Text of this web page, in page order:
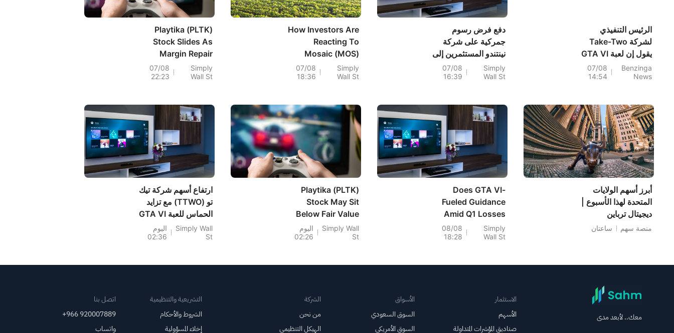
الرئيس التنفيذي
لشركة Take-Two
يقول إن لعبة GTA VI
ستقدم قيمة أكبر بكثير
من سعرها البالغ 80
Benzinga
News
07/08
14:54
دفع فرض رسوم
جمركية على شركة
نينتندو المستثمرين إلى
النظر في أسهم شركة
تيك تو وغيرها من
الاستهلاكية.
Simply
Wall St
07/08
16:39
How Investors Are
Reacting To
Mosaic (MOS)
Earnings Beat
Amid Revenue
Simply
Wall St
07/08
18:36
Playtika (PLTK)
Stock Slides As
Margin Repair
Meets Revenue
Doubts
Simply
Wall St
07/08
22:23
أبرز أسهم الولايات
المتحدة لهذا الأسبوع |
ديجيتال ترباين
(APPS): ارتفاعمنصة سهم ساعتان
Does GTA VI-
Fueled Guidance
Amid Q1 Losses
Change The Bull
Case For Take-Two
Simply
Wall St
08/08
18:28
Playtika (PLTK)
Stock May Sit
Below Fair Value
Despite Its 86%
Fall
Simply Wall
St
اليوم
02:26
ارتفاع أسهم شركة تيك
تو (TTWO) مع تزايد
الحماس للعبة GTA VI
في ظل ضغوط
الخسائر
Simply Wall
St
اليوم
02:36
معك.. لأبعد مدى
الاستثمار
الأسهم
صناديق المؤشرات المتداولة
الأسواق
السوق السعودي
السوق الأمريكي
الشركة
من نحن
الهيكل التنظيمي
التشريعية والتنظيمية
الشروط والأحكام
إخلاء المسؤولية
اتصل بنا
+966 920007889
واتساب